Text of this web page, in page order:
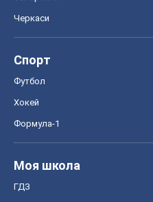
Черкаси
Спорт
Футбол
Хокей
Формула-1
Моя школа
ГДЗ